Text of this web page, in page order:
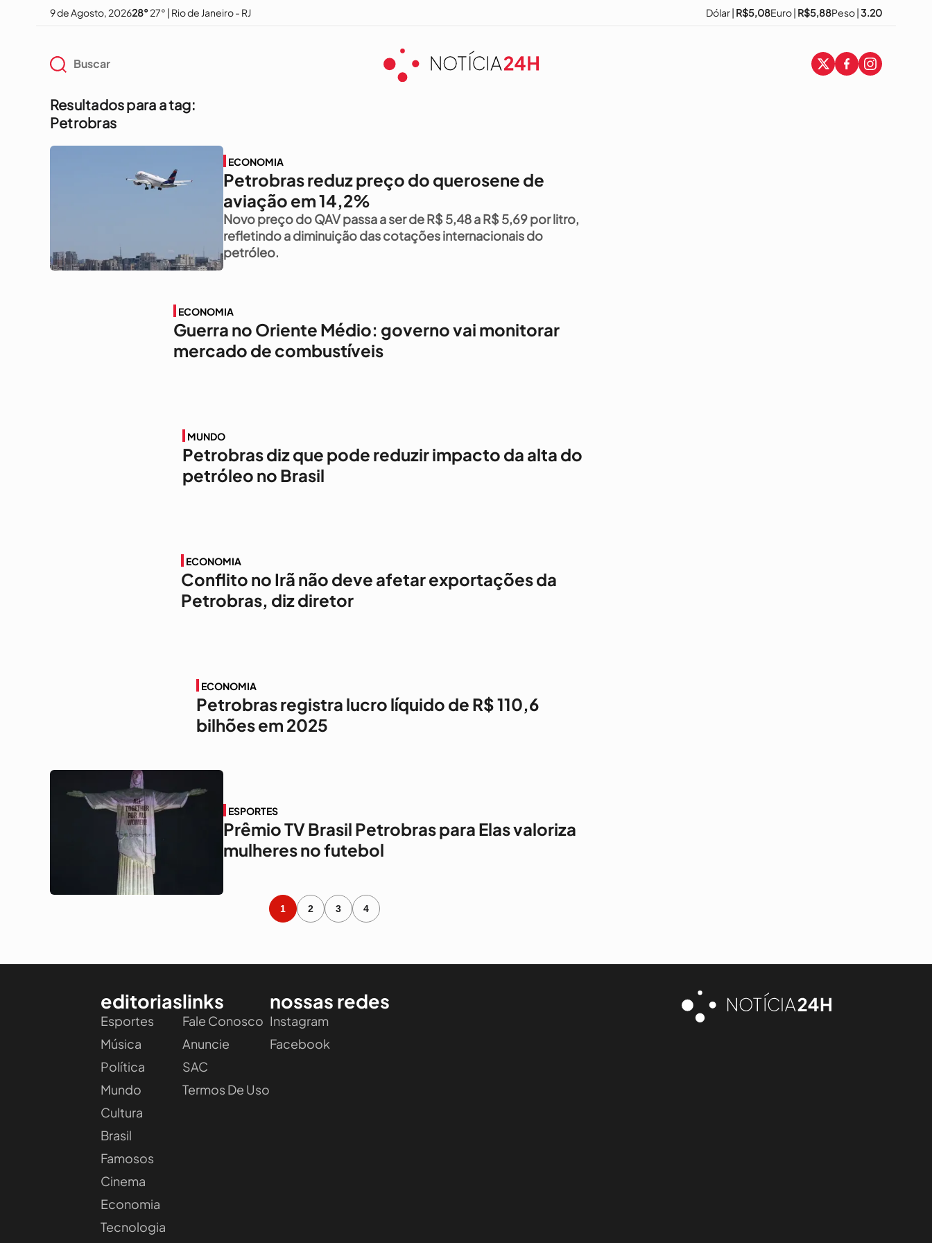
9 de Agosto, 202628°27° | Rio de Janeiro - RJ Dólar | R$5,08Euro | R$5,88Peso |3.20
Resultados para a tag:
Petrobras
ECONOMIA
Petrobras reduz preço do querosene de
aviação em 14,2%
Novo preço do QAV passa a ser de R$ 5,48 a R$ 5,69 por litro,
refletindo a diminuição das cotações internacionais do
petróleo.
ECONOMIA
Guerra no Oriente Médio: governo vai monitorar
mercado de combustíveis
MUNDO
Petrobras diz que pode reduzir impacto da alta do
petróleo no Brasil
ECONOMIA
Conflito no Irã não deve afetar exportações da
Petrobras, diz diretor
ECONOMIA
Petrobras registra lucro líquido de R$ 110,6
bilhões em 2025
ESPORTES
Prêmio TV Brasil Petrobras para Elas valoriza
mulheres no futebol
1 2 3 4
editorias
Esportes
Música
Política
Mundo
Cultura
Brasil
Famosos
Cinema
Economia
Tecnologia
links
Fale Conosco
Anuncie
SAC
Termos De Uso
nossas redes
Instagram
Facebook